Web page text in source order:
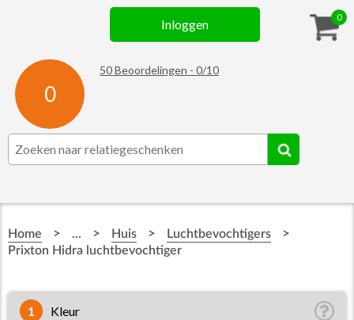
0
Inloggen
0
50Beoordelingen -0/10
Assortiment
Contact
☆ Prijsknallers ☆
Home > ... > Huis > Luchtbevochtigers >
Prixton Hidra luchtbevochtiger
1 Kleur